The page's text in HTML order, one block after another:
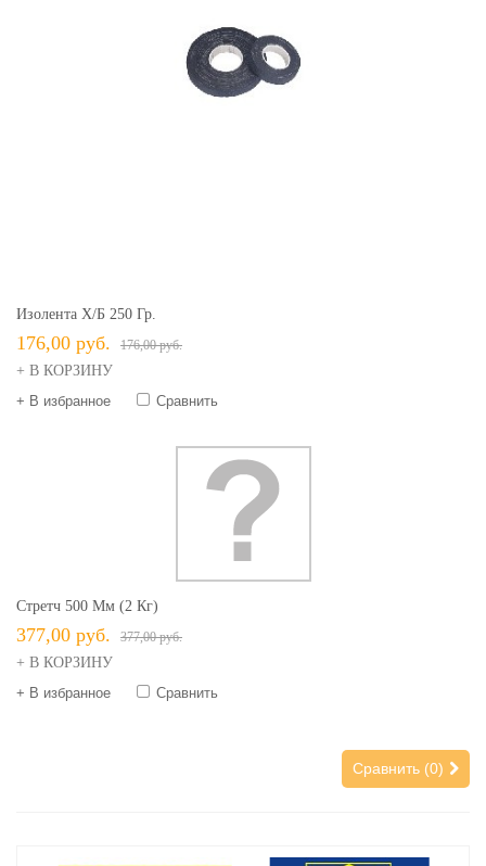
Изолента Х/б 250 Гр.
176,00 руб. 176,00 руб.
+ В КОРЗИНУ
+ В избранное
Сравнить
Стретч 500 Мм (2 Кг)
377,00 руб. 377,00 руб.
+ В КОРЗИНУ
+ В избранное
Сравнить
Сравнить (0)